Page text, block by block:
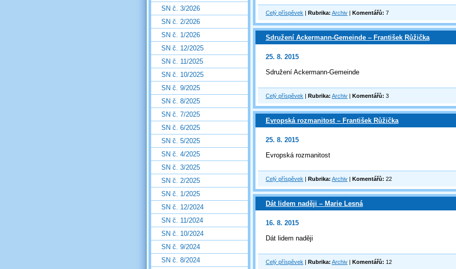
Celý příspěvek | Rubrika: Archiv | Komentářů: 7
Sdružení Ackermann-Gemeinde – František Růžička
25. 8. 2015
Sdružení Ackermann-Gemeinde
Celý příspěvek | Rubrika: Archiv | Komentářů: 3
Evropská rozmanitost – František Růžička
25. 8. 2015
Evropská rozmanitost
Celý příspěvek | Rubrika: Archiv | Komentářů: 22
Dát lidem naději – Marie Lesná
16. 8. 2015
Dát lidem naději
Celý příspěvek | Rubrika: Archiv | Komentářů: 12
SN č. 3/2026
SN č. 2/2026
SN č. 1/2026
SN č. 12/2025
SN č. 11/2025
SN č. 10/2025
SN č. 9/2025
SN č. 8/2025
SN č. 7/2025
SN č. 6/2025
SN č. 5/2025
SN č. 4/2025
SN č. 3/2025
SN č. 2/2025
SN č. 1/2025
SN č. 12/2024
SN č. 11/2024
SN č. 10/2024
SN č. 9/2024
SN č. 8/2024